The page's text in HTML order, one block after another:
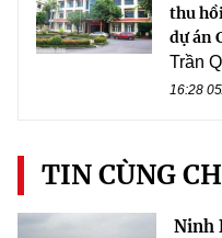
thu
dự án
Trần
16:28
TIN CÙNG
Ninh